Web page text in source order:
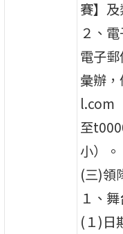
賽】及
２、
電子
彙辦
l.com
至
小）。
(三)領
１、
(１)日